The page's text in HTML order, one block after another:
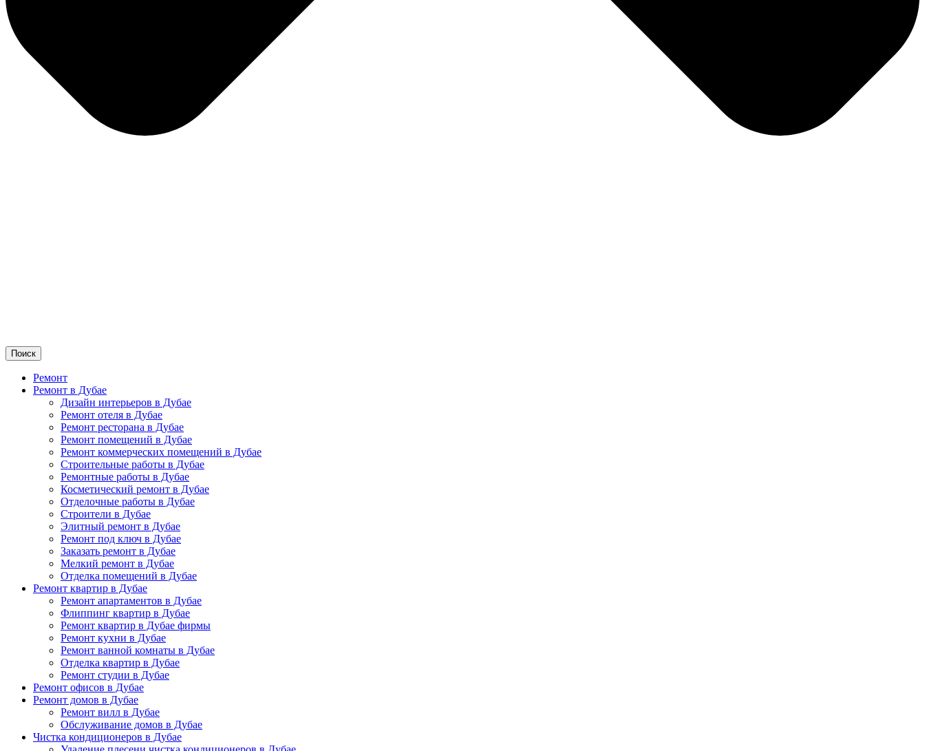
Поиск
Ремонт
Ремонт в Дубае
Дизайн интерьеров в Дубае
Ремонт отеля в Дубае
Ремонт ресторана в Дубае
Ремонт помещений в Дубае
Ремонт коммерческих помещений в Дубае
Строительные работы в Дубае
Ремонтные работы в Дубае
Косметический ремонт в Дубае
Отделочные работы в Дубае
Строители в Дубае
Элитный ремонт в Дубае
Ремонт под ключ в Дубае
Заказать ремонт в Дубае
Мелкий ремонт в Дубае
Отделка помещений в Дубае
Ремонт квартир в Дубае
Ремонт апартаментов в Дубае
Флиппинг квартир в Дубае
Ремонт квартир в Дубае фирмы
Ремонт кухни в Дубае
Ремонт ванной комнаты в Дубае
Отделка квартир в Дубае
Ремонт студии в Дубае
Ремонт офисов в Дубае
Ремонт домов в Дубае
Ремонт вилл в Дубае
Обслуживание домов в Дубае
Чистка кондиционеров в Дубае